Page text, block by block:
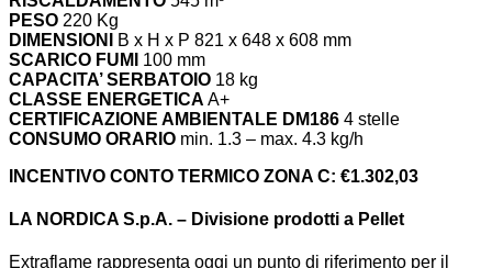
PESO 220 Kg
DIMENSIONI
B x H x P 821 x 648 x 608 mm
SCARICO FUMI
100 mm
CAPACITA’ SERBATOIO 18 kg
CLASSE ENERGETICA A+
CERTIFICAZIONE AMBIENTALE DM186 4 stelle
CONSUMO ORARIO min. 1.3 – max. 4.3 kg/h
INCENTIVO CONTO TERMICO ZONA C: €1.302,03
LA NORDICA S.p.A. – Divisione prodotti a Pellet
Extraflame rappresenta oggi un punto di riferimento per il